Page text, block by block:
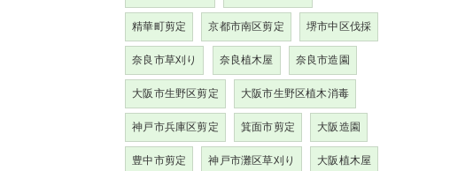
精華町剪定 京都市南区剪定 堺市中区伐採
奈良市草刈り 奈良植木屋 奈良市造園
大阪市生野区剪定 大阪市生野区植木消毒
神戸市兵庫区剪定 箕面市剪定 大阪造園
豊中市剪定 神戸市灘区草刈り 大阪植木屋